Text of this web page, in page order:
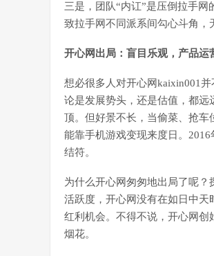
三是，团队“内讧”是压倒拉手
致拉手网不同派系间勾心斗角，
开心网出局：盲目乐观，产品运
想必很多人对开心网kaixin001
论是发展势头，还是估值，都
顶。但好景不长，当偷菜、抢车
能靠手机游戏变现来度日。
结符。
为什么开心网匆匆地出局了呢
活跃度，开心网没有在如日中天
红利机会。不得不说，开心网
烟花。